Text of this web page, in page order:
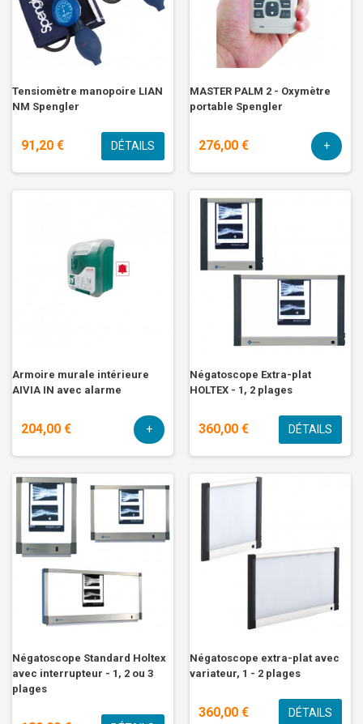
Tensiomètre manopoire LIAN
NM Spengler
91,20 € DÉTAILS
MASTER PALM 2 - Oxymètre
portable Spengler
276,00 € +
Armoire murale intérieure
AIVIA IN avec alarme
204,00 € +
Négatoscope Extra-plat
HOLTEX - 1, 2 plages
360,00 € DÉTAILS
Négatoscope Standard Holtex
avec interrupteur - 1, 2 ou 3
plages
Négatoscope extra-plat avec
variateur, 1 - 2 plages
360,00 € DÉTAILS